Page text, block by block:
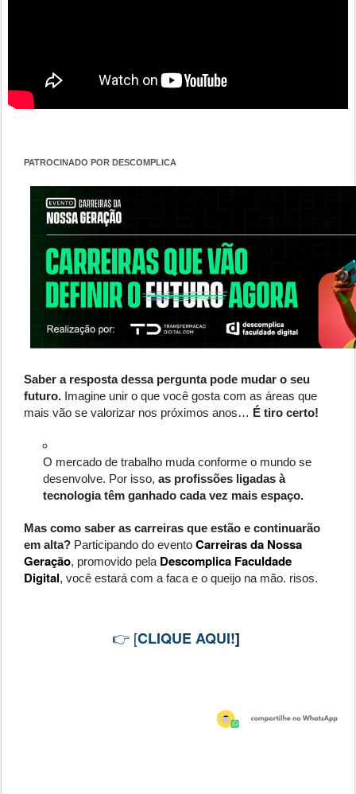
PATROCINADO POR DESCOMPLICA
Saber a resposta dessa pergunta pode mudar o seu
futuro. Imagine unir o que você gosta com as áreas que
mais vão se valorizar nos próximos anos… É tiro certo!
O mercado de trabalho muda conforme o mundo se
desenvolve. Por isso, as profissões ligadas à
tecnologia têm ganhado cada vez mais espaço.
Mas como saber as carreiras que estão e continuarão
em alta? Participando do evento Carreiras da Nossa
Geração, promovido pela Descomplica Faculdade
Digital, você estará com a faca e o queijo na mão. risos.
👉 [CLIQUE AQUI!]